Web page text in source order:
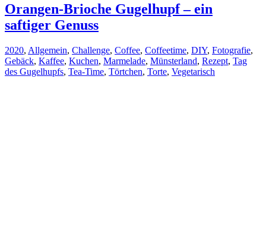
Orangen-Brioche Gugelhupf – ein
saftiger Genuss
2020, Allgemein, Challenge, Coffee, Coffeetime, DIY, Fotografie,
Gebäck, Kaffee, Kuchen, Marmelade, Münsterland, Rezept, Tag
des Gugelhupfs, Tea-Time, Törtchen, Torte, Vegetarisch